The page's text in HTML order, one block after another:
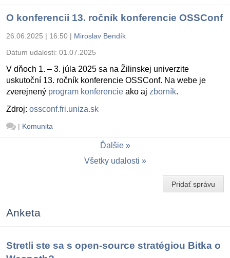
O konferencii 13. ročník konferencie OSSConf
26.06.2025 | 16:50 | Miroslav Bendík
Dátum udalosti: 01.07.2025
V dňoch 1. – 3. júla 2025 sa na Žilinskej univerzite
uskutoční 13. ročník konferencie OSSConf. Na webe je
zverejnený program konferencie ako aj zborník.
Zdroj: ossconf.fri.uniza.sk
| Komunita
Ďalšie
Všetky udalosti
Pridať správu
Anketa
Stretli ste sa s open-source stratégiou Bitka o